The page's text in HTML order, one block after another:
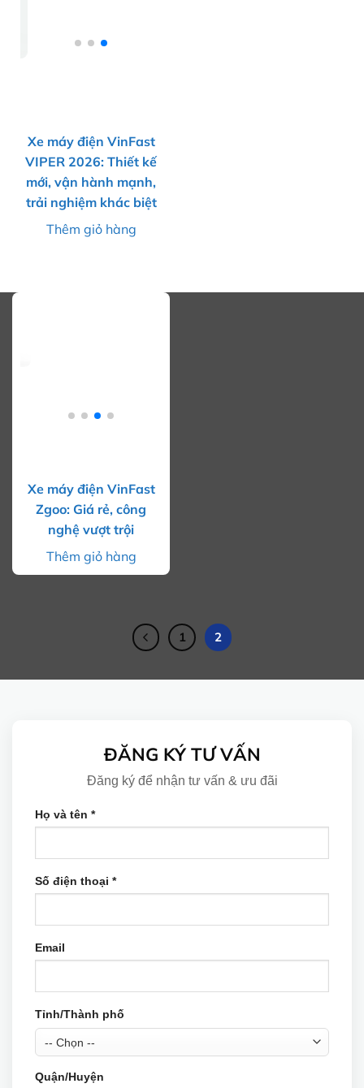
Xe máy điện VinFast
VIPER 2026: Thiết kế
mới, vận hành mạnh,
trải nghiệm khác biệt
Thêm giỏ hàng
Xe máy điện VinFast
Zgoo: Giá rẻ, công
nghệ vượt trội
Thêm giỏ hàng
1 2
ĐĂNG KÝ TƯ VẤN
Đăng ký để nhận tư vấn & ưu đãi
Họ và tên *
Số điện thoại *
Email
Tỉnh/Thành phố
Quận/Huyện